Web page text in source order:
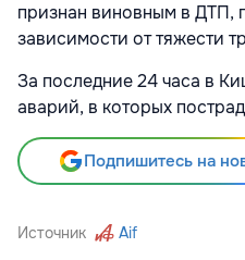
признан виновным в ДТП,
зависимости от тяжести
За последние 24 часа в
аварий, в которых
Подпишитесь на
Источник Aif